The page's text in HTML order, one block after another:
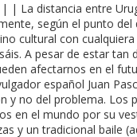
| La distancia entre
según el punto
cultural con
A pesar de estar tan
afectarnos en el
español Juan
y no del problema. Los
en el mundo por su
y un tradicional baile